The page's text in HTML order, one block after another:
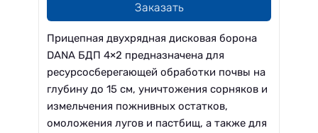
Заказать
Прицепная двухрядная дисковая борона
DANA БДП 4×2 предназначена для
ресурсосберегающей обработки почвы на
глубину до 15 см, уничтожения сорняков и
измельчения пожнивных остатков,
омоложения лугов и пастбищ, а также для